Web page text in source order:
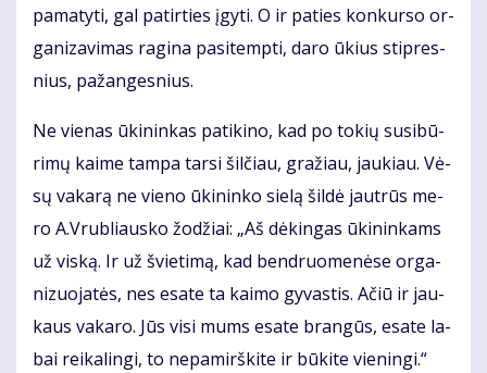
pa­ma­ty­ti, gal pa­tir­ties įgy­ti. O ir pa­ties kon­kur­so or­
ga­ni­za­vi­mas ra­gi­na pa­si­temp­ti, da­ro ūkius stip­res­
nius, pa­žan­ges­nius.
Ne vie­nas ūki­nin­kas pa­ti­ki­no, kad po to­kių su­si­bū­
ri­mų kai­me tam­pa tar­si šil­čiau, gra­žiau, jau­kiau. Vė­
sų va­ka­rą ne vie­no ūki­nin­ko sie­lą šil­dė jaut­rūs me­
ro A.Vrub­liaus­ko žo­džiai: „Aš dė­kin­gas ūki­nin­kams
už vis­ką. Ir už švie­ti­mą, kad ben­druo­me­nė­se or­ga­
ni­zuo­ja­tės, nes esa­te ta kai­mo gy­vas­tis. Ačiū ir jau­
kaus va­ka­ro. Jūs vi­si mums esa­te bran­gūs, esa­te la­
bai rei­ka­lin­gi, to ne­pa­mirš­ki­te ir bū­ki­te vie­nin­gi.“